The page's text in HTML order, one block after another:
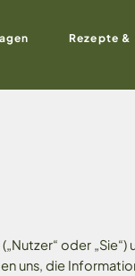
Rezepte &
oder
uns, die